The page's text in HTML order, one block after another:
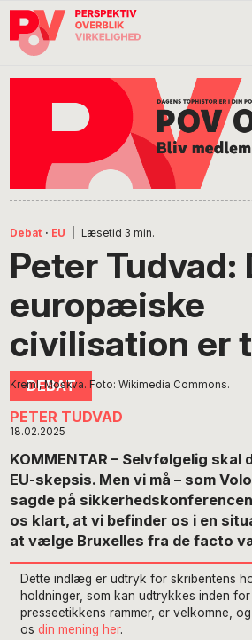
Gå
direkte
Skip
indhold
Gå
direkte
Debat · EU Læsetid 3 min.
Peter Tudvad:
europæiske
civilisation er
Kreml, Moskva. Foto: Wikimedia Commons.
PETER TUDVAD
18.02.2025
KOMMENTAR – Selvfølgelig
EU-skepsis. Men vi må – som
sagde på
os klart, at vi befinder os i en
at vælge Bruxelles fra de facto
Dette indlæg er udtryk for skribentens
holdninger, som kan udtrykkes inden
presseetikkens rammer, er velkomne,
osdin mening her.